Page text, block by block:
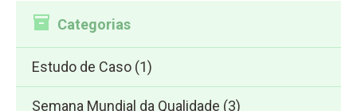
Categorias
Estudo de Caso (1)
Semana Mundial da Qualidade (3)